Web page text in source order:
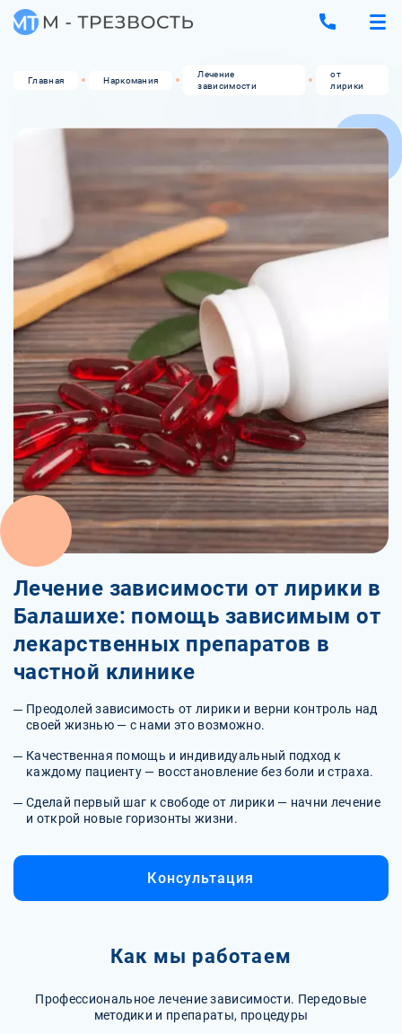
Главная Наркомания
Лечение
зависимости
от
лирики
Лечение зависимости от лирики в
Балашихе: помощь зависимым от
лекарственных препаратов в
частной клинике
Преодолей зависимость от лирики и верни контроль над
своей жизнью — с нами это возможно.
Качественная помощь и индивидуальный подход к
каждому пациенту — восстановление без боли и страха.
Сделай первый шаг к свободе от лирики — начни лечение
и открой новые горизонты жизни.
Консультация
Как мы работаем
Профессиональное лечение зависимости. Передовые
методики и препараты, процедуры